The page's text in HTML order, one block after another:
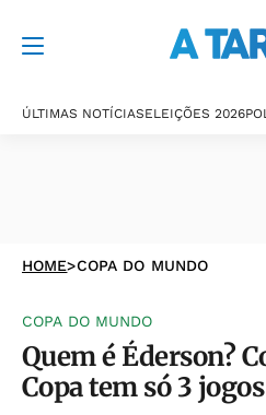
ÚLTIMAS NOTÍCIASELEIÇÕES 2026
HOME>COPA DO MUNDO
COPA DO MUNDO
Quem é Éderson?
Copa tem só 3